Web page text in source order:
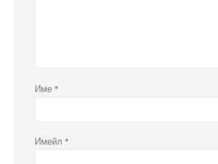
Име *
Имейл *